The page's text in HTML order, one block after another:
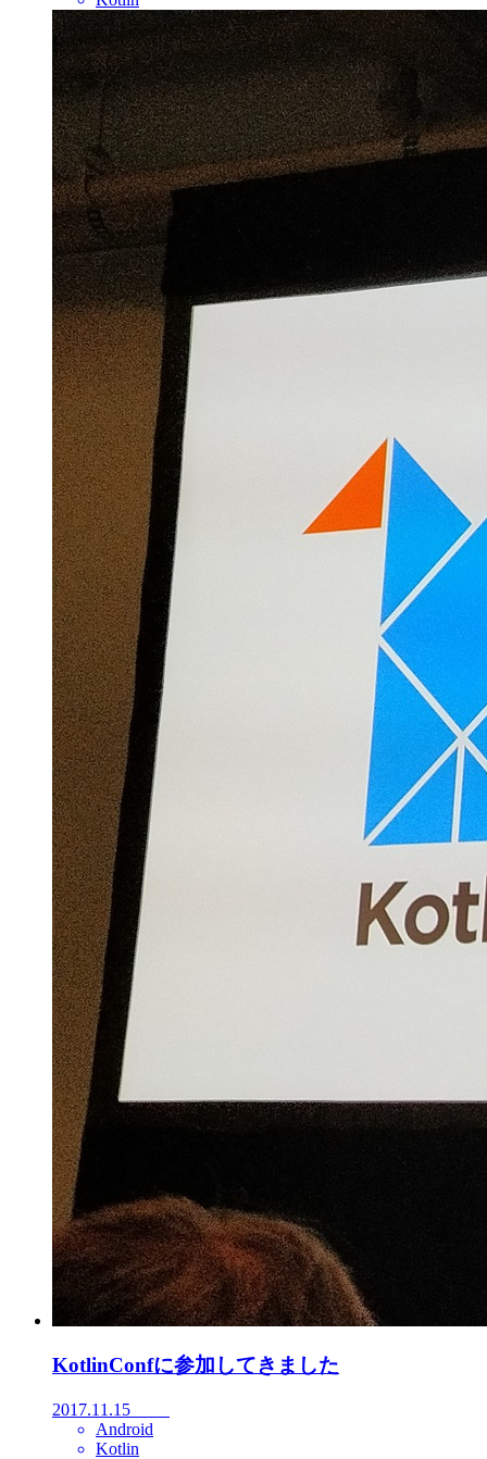
KotlinConfに参加してきました
2017.11.15
Android
Kotlin